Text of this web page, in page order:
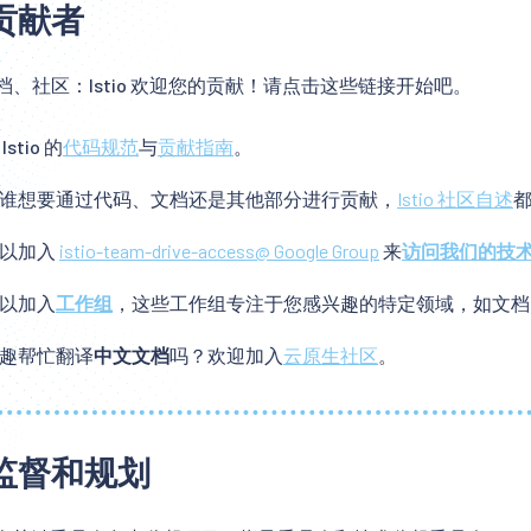
献者
、社区：Istio 欢迎您的贡献！请点击这些链接开始吧。
的代码规范与贡献指南。
想要通过代码、文档还是其他部分进行贡献， Istio 社区自述
加入 istio-team-drive-access@ Google Group 来访问我们的技
加入工作组 ，这些工作组专注于您感兴趣的特定领域，如文
帮忙翻译中文文档吗？欢迎加入 云原生社区。
督和规划